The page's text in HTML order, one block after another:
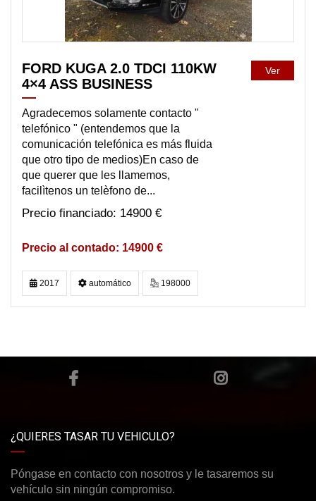
FORD KUGA 2.0 TDCI 110KW
4×4 ASS BUSINESS
Agradecemos solamente contacto "
telefónico " (entendemos que la
comunicación telefónica es más fluida
que otro tipo de medios)En caso de
que querer que les llamemos,
facilìtenos un telèfono de...
14900 €
14900 €
Ver
2017 automático 198000
¿QUIERES TASAR TU VEHICULO?
Póngase en contacto con nosotros y le tasaremos su
vehículo sin ningún compromiso.